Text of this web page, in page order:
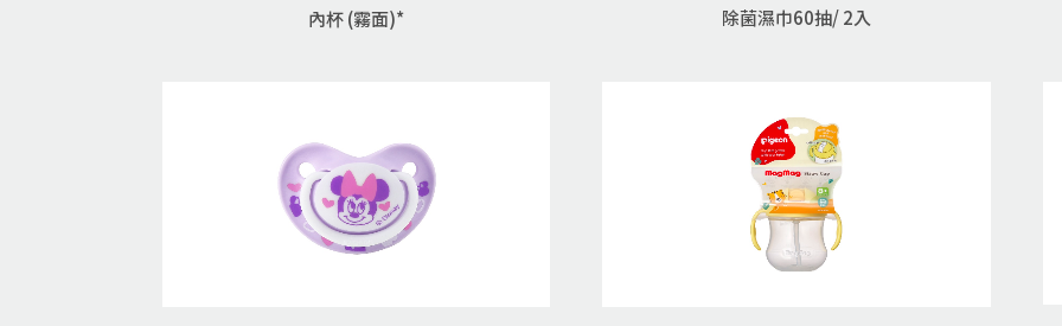
內杯 (霧面)* 除菌濕巾60抽/ 2入